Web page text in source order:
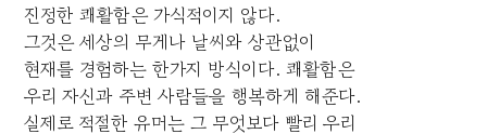
진정한 쾌활함은 가식적이지 않다.
그것은 세상의 무게나 날씨와 상관없이
현재를 경험하는 한가지 방식이다. 쾌활함은
우리 자신과 주변 사람들을 행복하게 해준다.
실제로 적절한 유머는 그 무엇보다 빨리 우리